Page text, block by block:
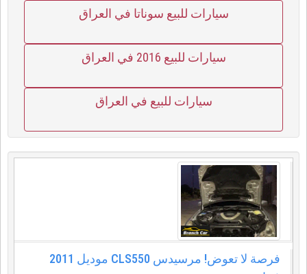
سيارات للبيع سوناتا في العراق
سيارات للبيع 2016 في العراق
سيارات للبيع في العراق
فرصة لا تعوض! مرسيدس CLS550 موديل 2011